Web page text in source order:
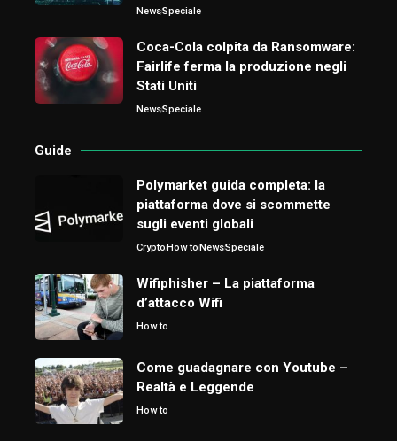
NewsSpeciale
Coca-Cola colpita da Ransomware:
Fairlife ferma la produzione negli
Stati Uniti
NewsSpeciale
Guide
Polymarket guida completa: la
piattaforma dove si scommette
sugli eventi globali
CryptoHow toNewsSpeciale
Wifiphisher – La piattaforma
d’attacco Wifi
How to
Come guadagnare con Youtube –
Realtà e Leggende
How to